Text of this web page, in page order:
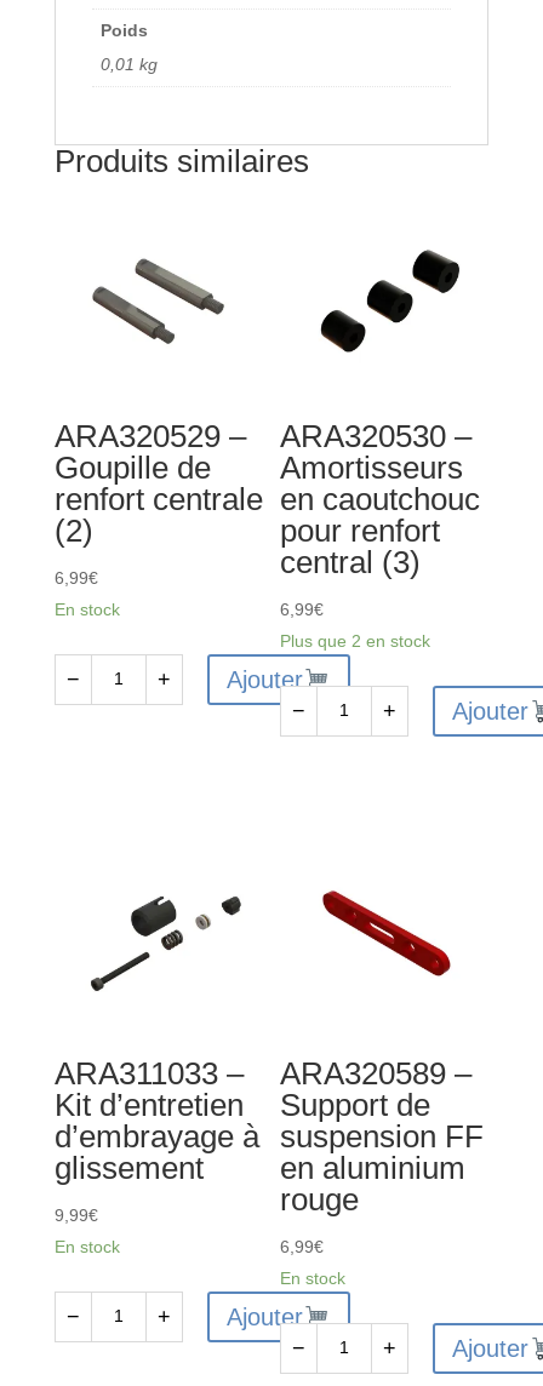
Poids
0,01 kg
Produits similaires
ARA320529 –
Goupille de
renfort centrale
(2)
6,99€
En stock
− + Ajouter
ARA320530 –
Amortisseurs
en caoutchouc
pour renfort
central (3)
6,99€
Plus que 2 en stock
caoutchouc
− + Ajouter
ARA311033 –
Kit d’entretien
d’embrayage à
glissement
9,99€
En stock
− + Ajouter
ARA320589 –
Support de
suspension FF
en aluminium
rouge
6,99€
En stock
− + Ajouter